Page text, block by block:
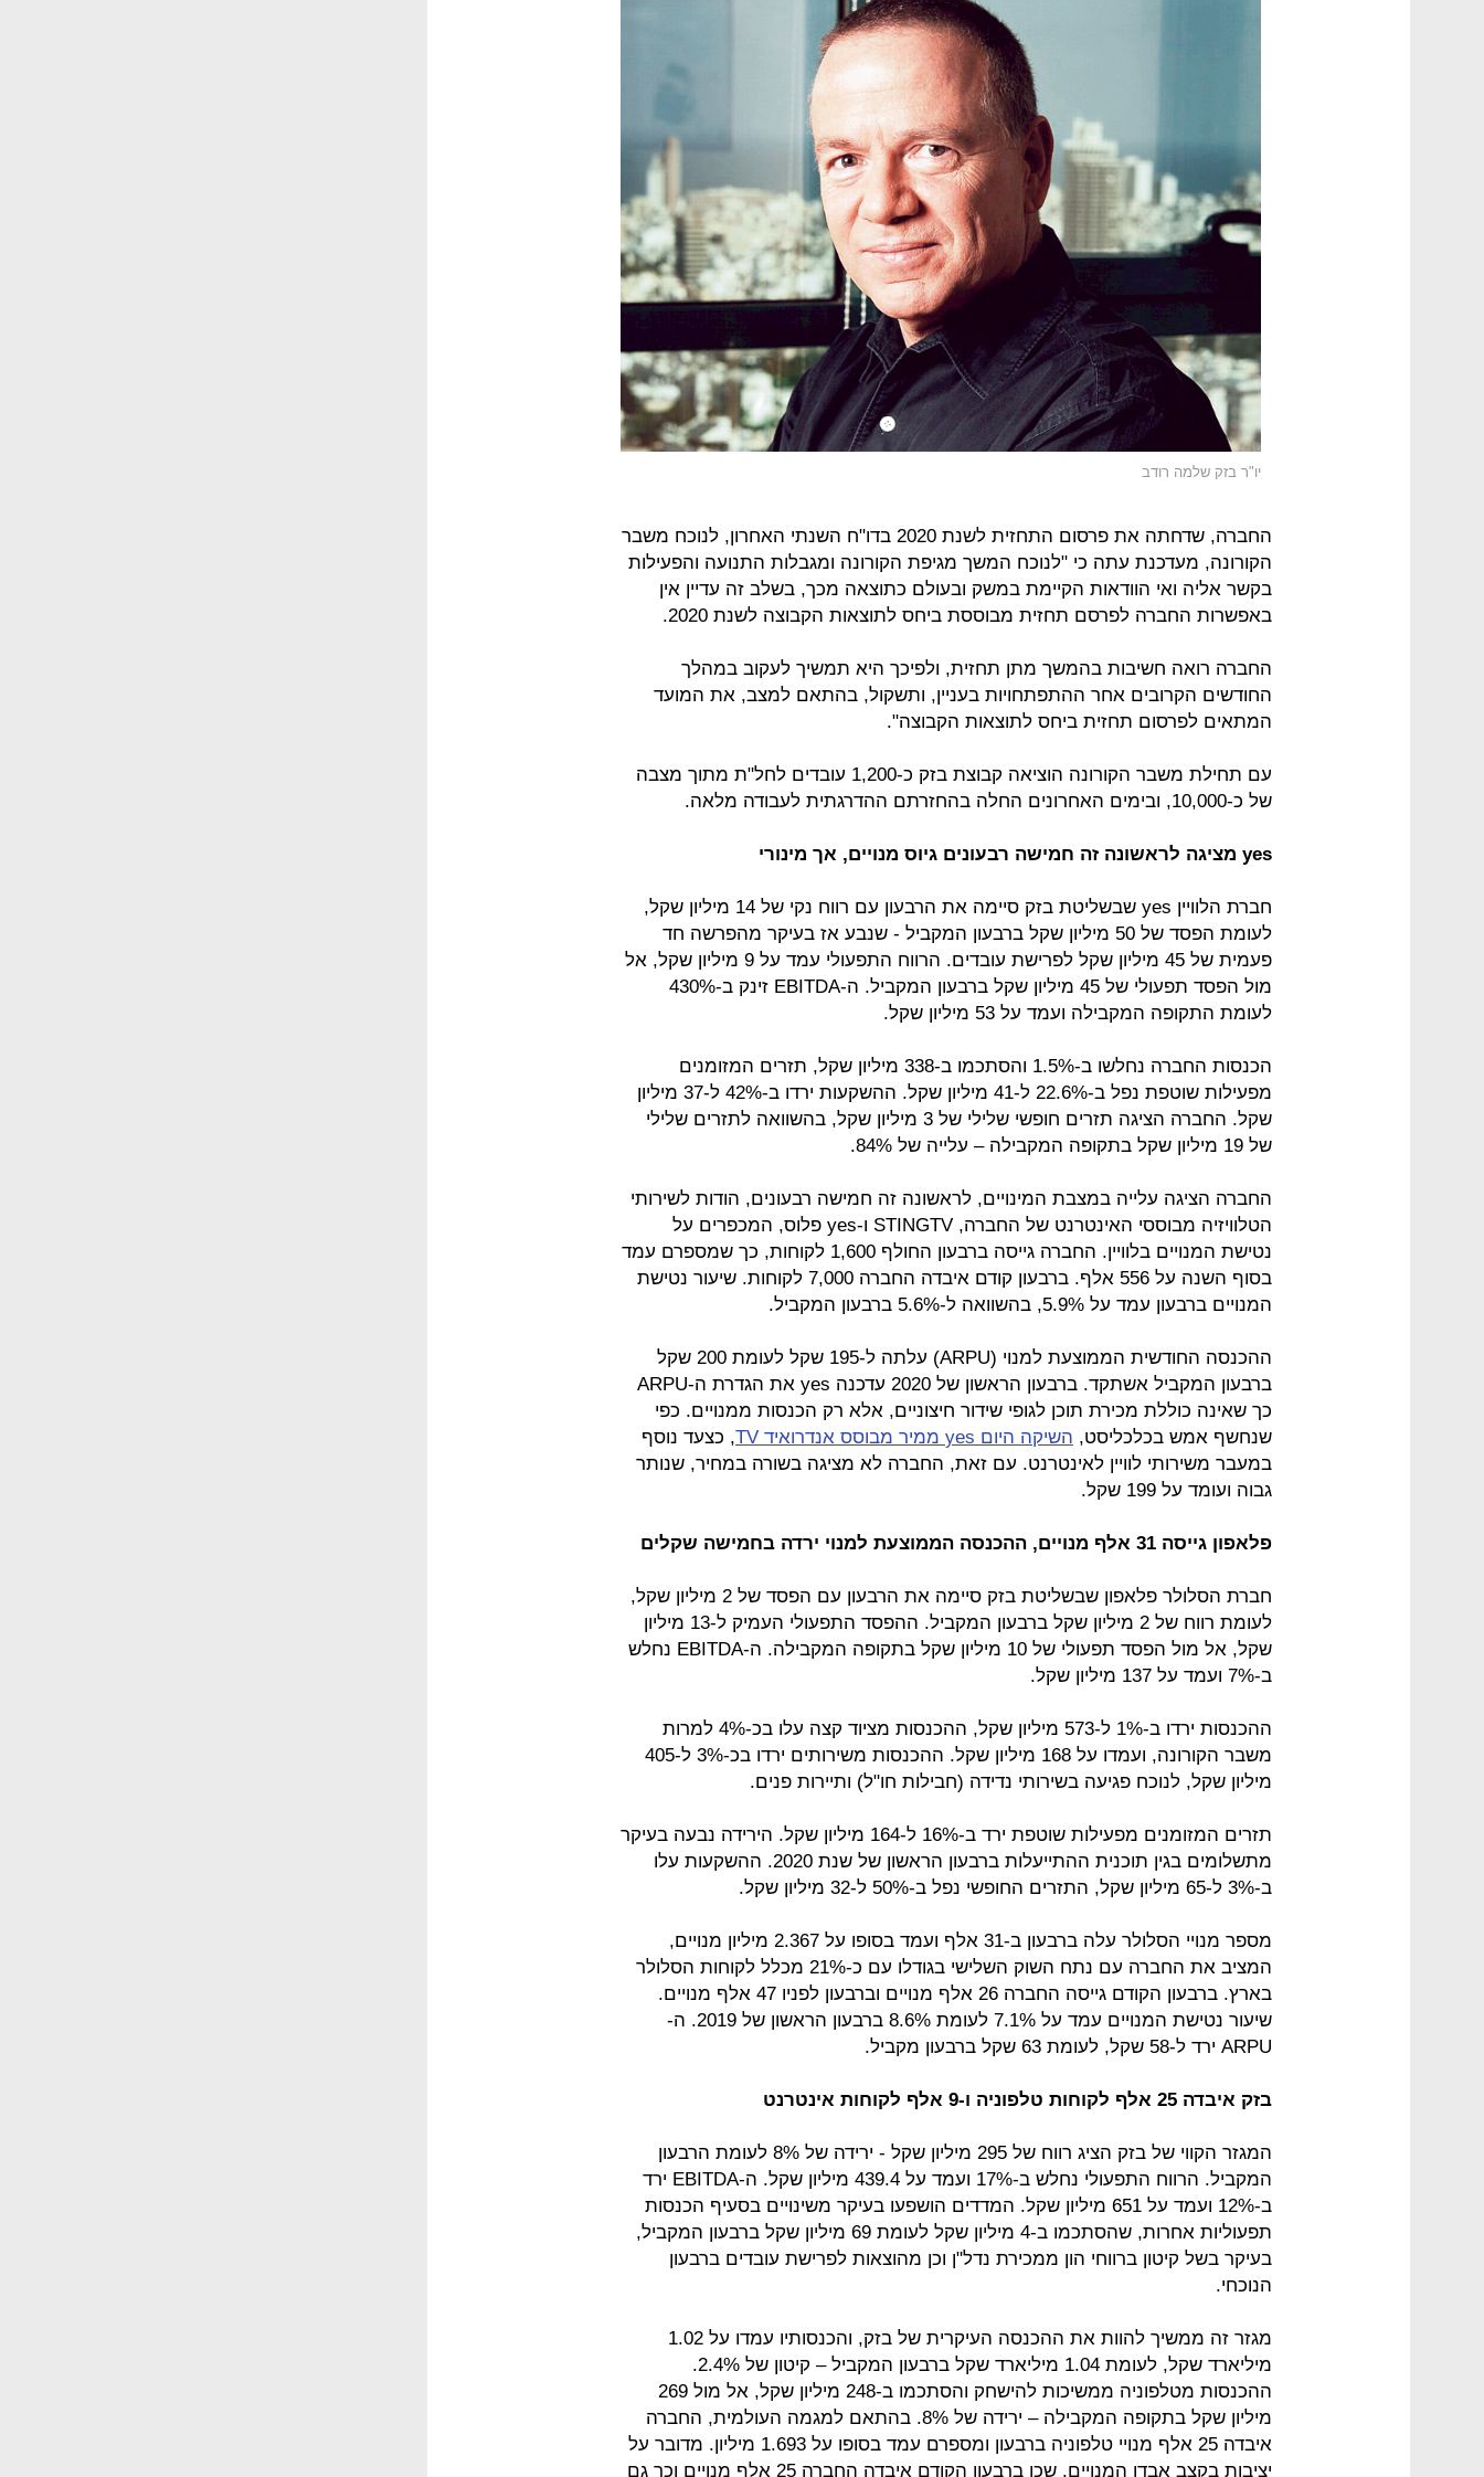
יו"ר בזק שלמה רודב
החברה, שדחתה את פרסום התחזית לשנת 2020 בדו"ח השנתי האחרון, לנוכח משבר
הקורונה, מעדכנת עתה כי "לנוכח המשך מגיפת הקורונה ומגבלות התנועה והפעילות
בקשר אליה ואי הוודאות הקיימת במשק ובעולם כתוצאה מכך, בשלב זה עדיין אין
באפשרות החברה לפרסם תחזית מבוססת ביחס לתוצאות הקבוצה לשנת 2020.
החברה רואה חשיבות בהמשך מתן תחזית, ולפיכך היא תמשיך לעקוב במהלך
החודשים הקרובים אחר ההתפתחויות בעניין, ותשקול, בהתאם למצב, את המועד
המתאים לפרסום תחזית ביחס לתוצאות הקבוצה".
עם תחילת משבר הקורונה הוציאה קבוצת בזק כ-1,200 עובדים לחל"ת מתוך מצבה
של כ-10,000, ובימים האחרונים החלה בהחזרתם ההדרגתית לעבודה מלאה.
yes מציגה לראשונה זה חמישה רבעונים גיוס מנויים, אך מינורי
חברת הלוויין yes שבשליטת בזק סיימה את הרבעון עם רווח נקי של 14 מיליון שקל,
לעומת הפסד של 50 מיליון שקל ברבעון המקביל - שנבע אז בעיקר מהפרשה חד
פעמית של 45 מיליון שקל לפרישת עובדים. הרווח התפעולי עמד על 9 מיליון שקל, אל
מול הפסד תפעולי של 45 מיליון שקל ברבעון המקביל. ה-EBITDA זינק ב-430%
לעומת התקופה המקבילה ועמד על 53 מיליון שקל.
הכנסות החברה נחלשו ב-1.5% והסתכמו ב-338 מיליון שקל, תזרים המזומנים
מפעילות שוטפת נפל ב-22.6% ל-41 מיליון שקל. ההשקעות ירדו ב-42% ל-37 מיליון
שקל. החברה הציגה תזרים חופשי שלילי של 3 מיליון שקל, בהשוואה לתזרים שלילי
של 19 מיליון שקל בתקופה המקבילה – עלייה של 84%.
החברה הציגה עלייה במצבת המינויים, לראשונה זה חמישה רבעונים, הודות לשירותי
הטלוויזיה מבוססי האינטרנט של החברה, STINGTV ו-yes פלוס, המכפרים על
נטישת המנויים בלוויין. החברה גייסה ברבעון החולף 1,600 לקוחות, כך שמספרם עמד
בסוף השנה על 556 אלף. ברבעון קודם איבדה החברה 7,000 לקוחות. שיעור נטישת
המנויים ברבעון עמד על 5.9%, בהשוואה ל-5.6% ברבעון המקביל.
ההכנסה החודשית הממוצעת למנוי (ARPU) עלתה ל-195 שקל לעומת 200 שקל
ברבעון המקביל אשתקד. ברבעון הראשון של 2020 עדכנה yes את הגדרת ה-ARPU
כך שאינה כוללת מכירת תוכן לגופי שידור חיצוניים, אלא רק הכנסות ממנויים. כפי
שנחשף אמש בכלכליסט, השיקה היום yes ממיר מבוסס אנדרואיד TV
, כצעד נוסף
במעבר משירותי לוויין לאינטרנט. עם זאת, החברה לא מציגה בשורה במחיר, שנותר
גבוה ועומד על 199 שקל.
פלאפון גייסה 31 אלף מנויים, ההכנסה הממוצעת למנוי ירדה בחמישה שקלים
חברת הסלולר פלאפון שבשליטת בזק סיימה את הרבעון עם הפסד של 2 מיליון שקל,
לעומת רווח של 2 מיליון שקל ברבעון המקביל. ההפסד התפעולי העמיק ל-13 מיליון
שקל, אל מול הפסד תפעולי של 10 מיליון שקל בתקופה המקבילה. ה-EBITDA נחלש
ב-7% ועמד על 137 מיליון שקל.
ההכנסות ירדו ב-1% ל-573 מיליון שקל, ההכנסות מציוד קצה עלו בכ-4% למרות
משבר הקורונה, ועמדו על 168 מיליון שקל. ההכנסות משירותים ירדו בכ-3% ל-405
מיליון שקל, לנוכח פגיעה בשירותי נדידה (חבילות חו"ל) ותיירות פנים.
תזרים המזומנים מפעילות שוטפת ירד ב-16% ל-164 מיליון שקל. הירידה נבעה בעיקר
מתשלומים בגין תוכנית ההתייעלות ברבעון הראשון של שנת 2020. ההשקעות עלו
ב-3% ל-65 מיליון שקל, התזרים החופשי נפל ב-50% ל-32 מיליון שקל.
מספר מנויי הסלולר עלה ברבעון ב-31 אלף ועמד בסופו על 2.367 מיליון מנויים,
המציב את החברה עם נתח השוק השלישי בגודלו עם כ-21% מכלל לקוחות הסלולר
בארץ. ברבעון הקודם גייסה החברה 26 אלף מנויים וברבעון לפניו 47 אלף מנויים.
שיעור נטישת המנויים עמד על 7.1% לעומת 8.6% ברבעון הראשון של 2019. ה-
ARPU ירד ל-58 שקל, לעומת 63 שקל ברבעון מקביל.
בזק איבדה 25 אלף לקוחות טלפוניה ו-9 אלף לקוחות אינטרנט
המגזר הקווי של בזק הציג רווח של 295 מיליון שקל - ירידה של 8% לעומת הרבעון
המקביל. הרווח התפעולי נחלש ב-17% ועמד על 439.4 מיליון שקל. ה-EBITDA ירד
ב-12% ועמד על 651 מיליון שקל. המדדים הושפעו בעיקר משינויים בסעיף הכנסות
תפעוליות אחרות, שהסתכמו ב-4 מיליון שקל לעומת 69 מיליון שקל ברבעון המקביל,
בעיקר בשל קיטון ברווחי הון ממכירת נדל"ן וכן מהוצאות לפרישת עובדים ברבעון
הנוכחי.
מגזר זה ממשיך להוות את ההכנסה העיקרית של בזק, והכנסותיו עמדו על 1.02
מיליארד שקל, לעומת 1.04 מיליארד שקל ברבעון המקביל – קיטון של 2.4%.
ההכנסות מטלפוניה ממשיכות להישחק והסתכמו ב-248 מיליון שקל, אל מול 269
מיליון שקל בתקופה המקבילה – ירידה של 8%. בהתאם למגמה העולמית, החברה
איבדה 25 אלף מנויי טלפוניה ברבעון ומספרם עמד בסופו על 1.693 מיליון. מדובר על
יציבות בקצב אבדן המנויים, שכן ברבעון הקודם איבדה החברה 25 אלף מנויים וכך גם